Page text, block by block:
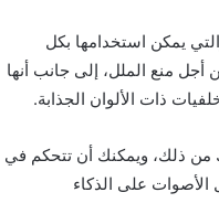
يمكن استخدامها بكل
منع الملل، إلى جانب أنها
ذات الألوان الجذابة.
من ذلك، ويمكنك أن تتحكم في
الأصوات على الذكاء